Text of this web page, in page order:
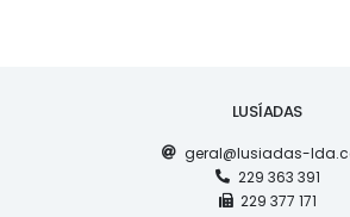
LUSÍADAS
geral@lusiadas-
229 363 391
229 377 171